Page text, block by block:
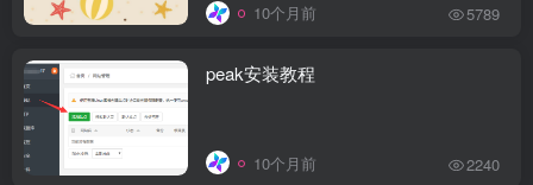
10个月前 5789
peak安装教程
10个月前 2240